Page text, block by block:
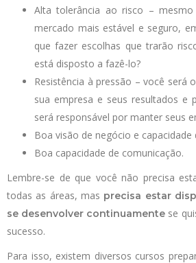
Alta tolerância ao risco –
mercado mais estável e seguro,
que fazer escolhas que trarão
está disposto a fazê-lo?
Resistência à pressão – você será
sua empresa e seus resultados e
será responsável por manter seus
Boa visão de negócio e
Boa capacidade de comunicação.
Lembre-se de que você não precisa
todas as áreas, mas precisa estar
se desenvolver continuamente se
sucesso.
Para isso, existem diversos cursos